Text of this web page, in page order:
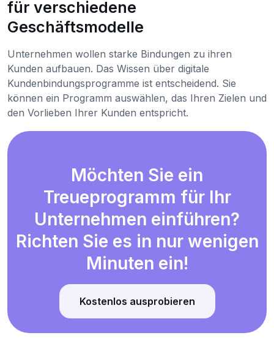
für verschiedene
Geschäftsmodelle
Unternehmen wollen starke Bindungen zu ihren
Kunden aufbauen. Das Wissen über digitale
Kundenbindungsprogramme ist entscheidend. Sie
können ein Programm auswählen, das Ihren Zielen und
den Vorlieben Ihrer Kunden entspricht.
Möchten Sie ein
Treueprogramm für Ihr
Unternehmen einführen?
Richten Sie es in nur wenigen
Minuten ein!
Kostenlos ausprobieren